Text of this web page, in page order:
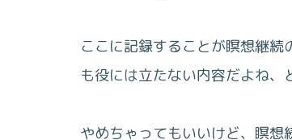
ここに記録することが瞑想継
も役には立たない内容だよね、
やめちゃってもいいけど、瞑